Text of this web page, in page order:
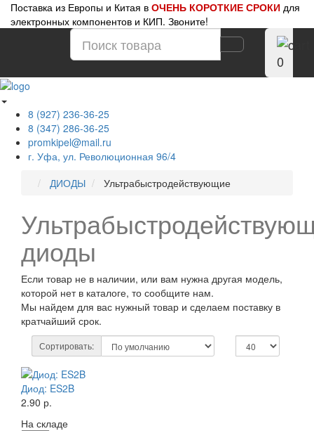
Поставка из Европы и Китая в ОЧЕНЬ КОРОТКИЕ СРОКИ для
электронных компонентов и КИП. Звоните!
0
8 (927) 236-36-25
8 (347) 286-36-25
promkipel@mail.ru
г. Уфа, ул. Революционная 96/4
ДИОДЫ
Ультрабыстродействующие
диоды
Если товар не в наличии, или вам нужна другая модель,
которой нет в каталоге, то сообщите нам.
Мы найдем для вас нужный товар и сделаем поставку в
кратчайший срок.
Сортировать:
Диод: ES2B
2.90 р.
На складе